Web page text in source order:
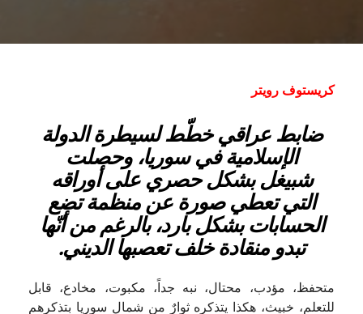
كريستوف رويتر
ضابط عراقي خطّط لسيطرة الدولة
الإسلامية في سوريا، وحصلت
شبيغل بشكل حصري على أوراقه
التي تعطي صورة عن منظمة تضع
الحسابات بشكل بارد، بالرغم من أنّها
تبدو منقادة خلف تعصبها الديني.
متحفظ، مؤدب، محتال، نبه جداً، مكبوت، مخادع، قابل
للتعلم، خبيث، هكذا يتذكره ثوارٌ من شمال سوريا بتذكرهم